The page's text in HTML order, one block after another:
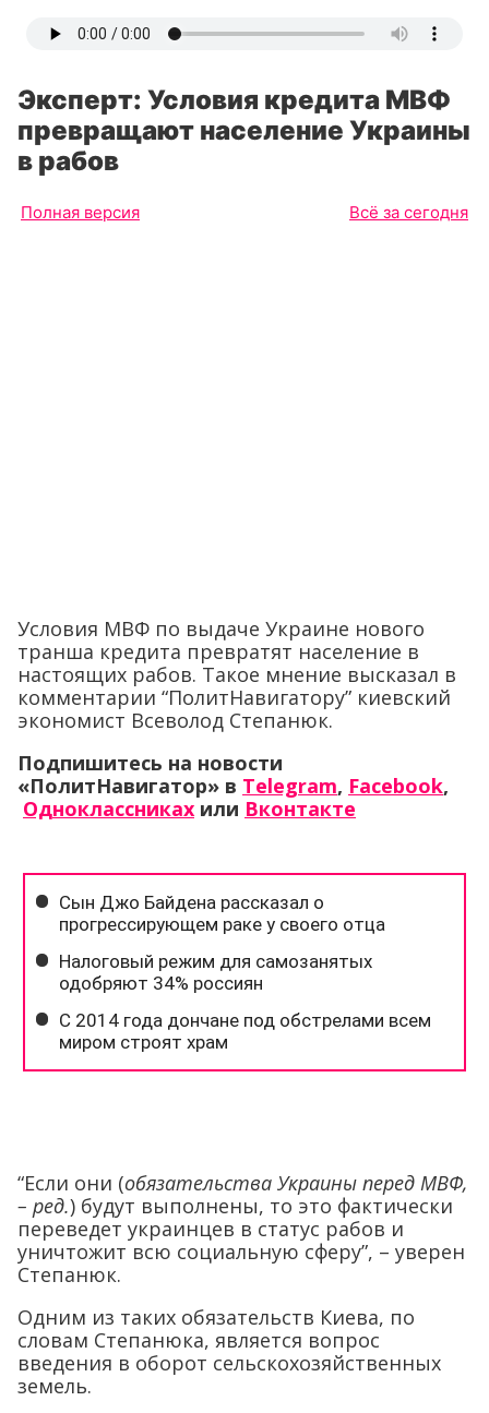
Эксперт: Условия кредита МВФ
превращают население Украины
в рабов
Полная версия Всё за сегодня
Условия МВФ по выдаче Украине нового
транша кредита превратят население в
настоящих рабов. Такое мнение высказал в
комментарии “ПолитНавигатору” киевский
экономист Всеволод Степанюк.
Подпишитесь на новости
«ПолитНавигатор» в Telegram, Facebook,
Одноклассниках или Вконтакте
“Если они (обязательства Украины перед МВФ,
– ред.) будут выполнены, то это фактически
переведет украинцев в статус рабов и
уничтожит всю социальную сферу”, – уверен
Степанюк.
Одним из таких обязательств Киева, по
словам Степанюка, является вопрос
введения в оборот сельскохозяйственных
земель.